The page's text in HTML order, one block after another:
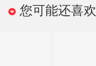
您可能还喜欢